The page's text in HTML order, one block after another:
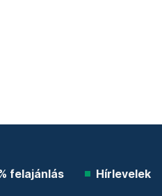
felajánlás Hírlevelek